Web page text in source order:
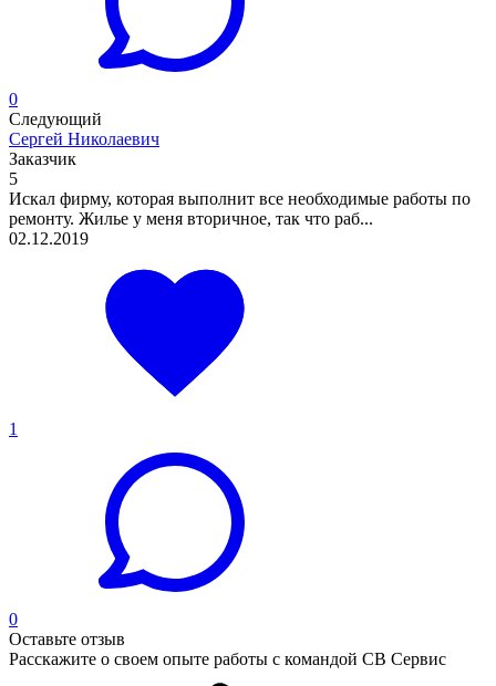
0
Следующий
Сергей Николаевич
Заказчик
5
Искал фирму, которая выполнит все необходимые работы по
ремонту. Жилье у меня вторичное, так что раб...
02.12.2019
1
0
Оставьте отзыв
Расскажите о своем опыте работы с командой СВ Сервис